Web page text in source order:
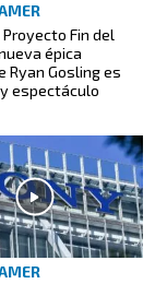
Proyecto Fin del
épica
Ryan Gosling es
espectáculo